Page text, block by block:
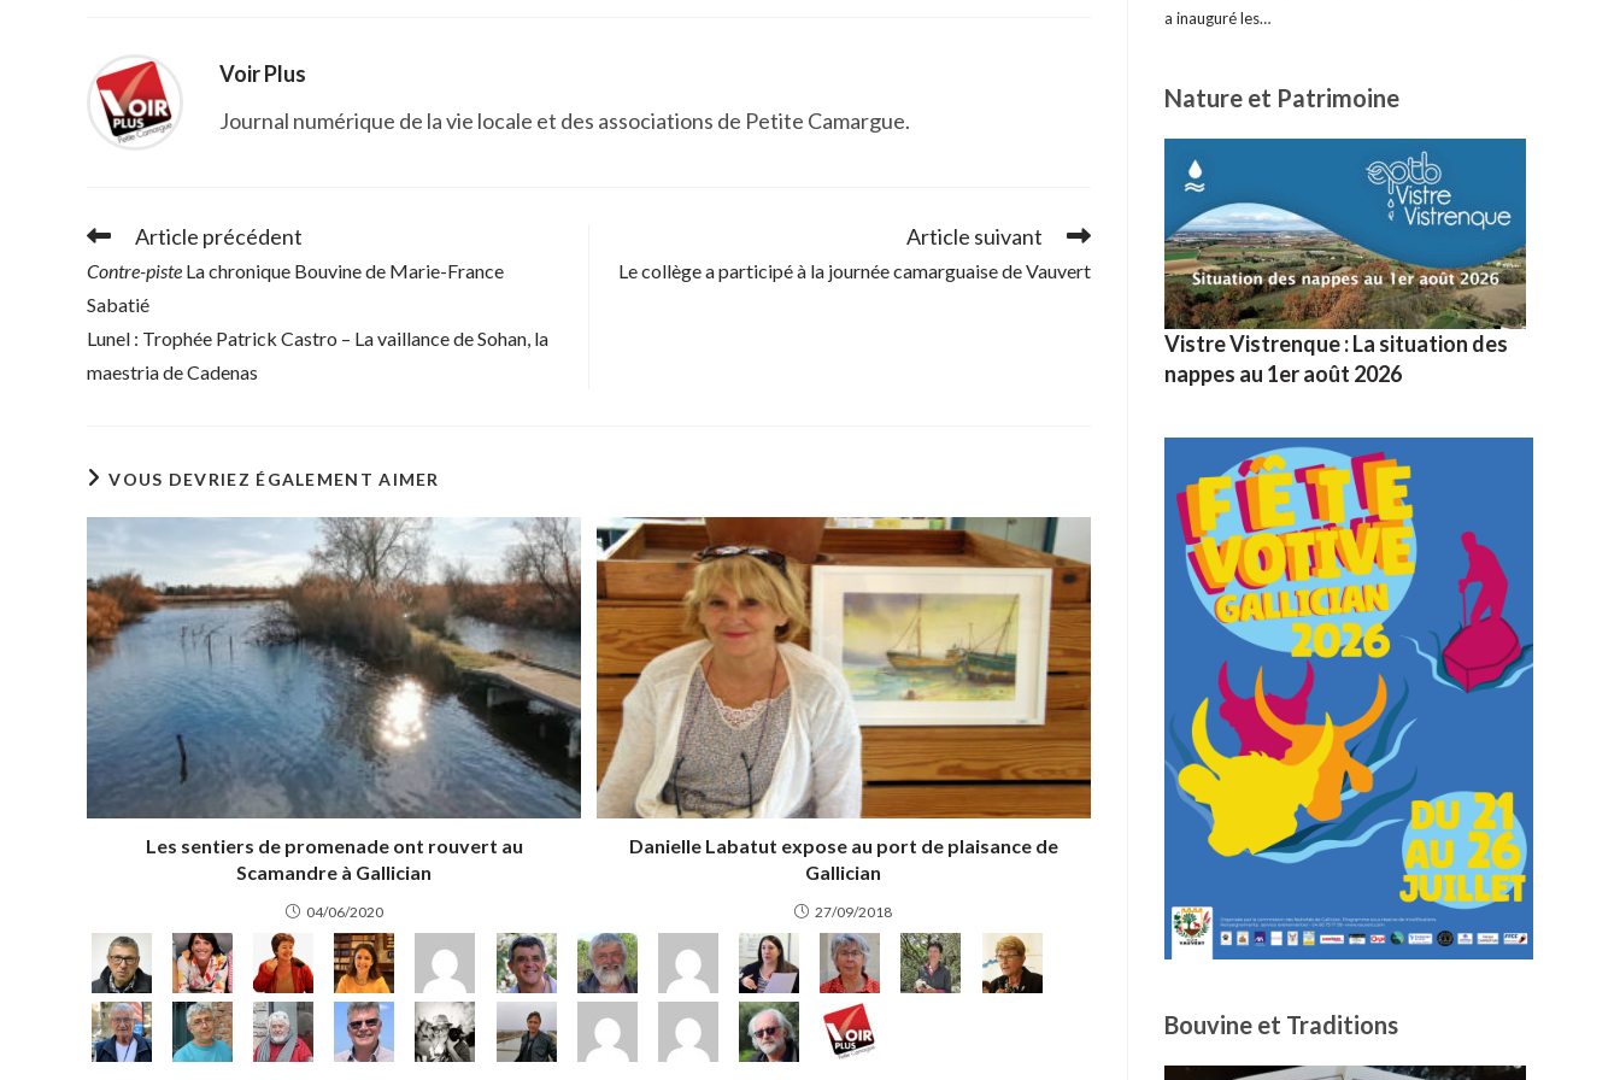
Voir Plus
Journal numérique de la vie locale et des associations de Petite Camargue.
Read
articles
Article précédent
Contre-piste La chronique Bouvine de Marie-France
Sabatié
Lunel : Trophée Patrick Castro – La vaillance de Sohan, la
maestria de Cadenas
Article suivant
Le collège a participé à la journée camarguaise de Vauvert
VOUS DEVRIEZ ÉGALEMENT AIMER
Les sentiers de promenade ont rouvert au
Scamandre à Gallician
04/06/2020
Danielle Labatut expose au port de plaisance de
Gallician
27/09/2018
a inauguré les…
Nature et Patrimoine
Vistre Vistrenque : La situation des
nappes au 1er août 2026
Bouvine et Traditions